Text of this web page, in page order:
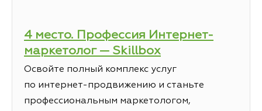
4 место. Профессия Интернет-
маркетолог — Skillbox
Освойте полный комплекс услуг
по интернет-продвижению и станьте
профессиональным маркетологом,